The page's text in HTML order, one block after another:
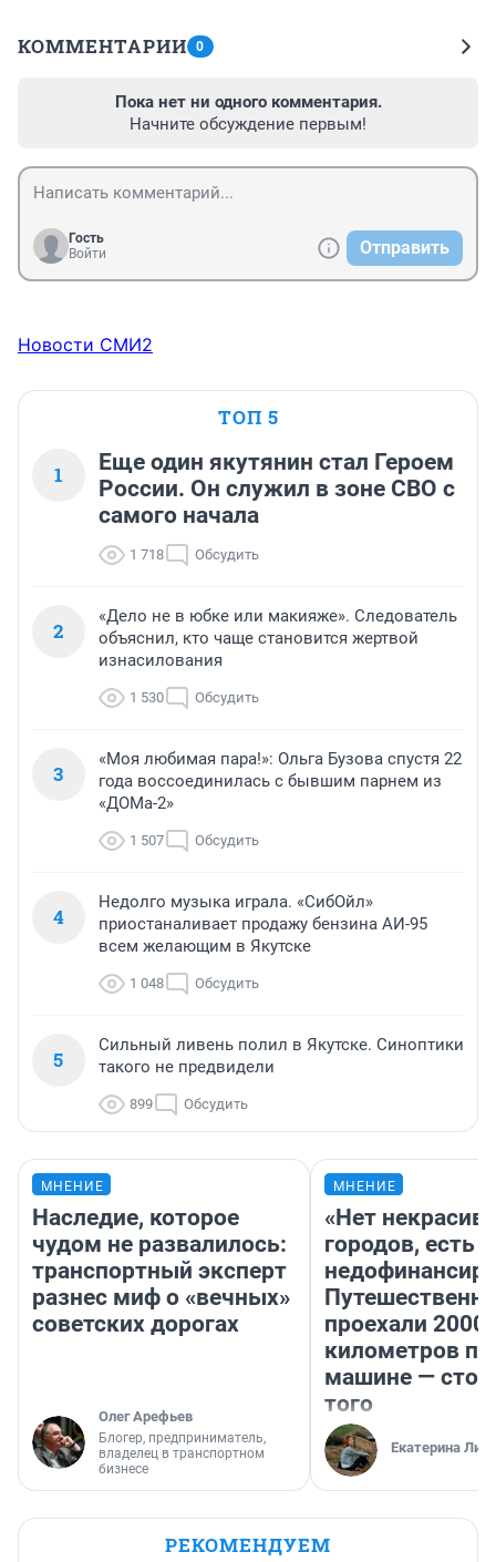
КОММЕНТАРИИ 0
Пока нет ни одного комментария.
Начните обсуждение первым!
Гость
Войти
Отправить
Новости СМИ2
ТОП 5
1
Еще один якутянин стал Героем
России. Он служил в зоне СВО с
самого начала
1 718 Обсудить
2
«Дело не в юбке или макияже». Следователь
объяснил, кто чаще становится жертвой
изнасилования
1 530 Обсудить
3
«Моя любимая пара!»: Ольга Бузова спустя 22
года воссоединилась с бывшим парнем из
«ДОМа-2»
1 507 Обсудить
4
Недолго музыка играла. «СибОйл»
приостаналивает продажу бензина АИ-95
всем желающим в Якутске
1 048 Обсудить
5
Сильный ливень полил в Якутске. Синоптики
такого не предвидели
899 Обсудить
МНЕНИЕ
Наследие, которое
чудом не развалилось:
транспортный эксперт
разнес миф о «вечных»
советских дорогах
Олег Арефьев
Блогер, предприниматель,
владелец в транспортном
бизнесе
МНЕНИЕ
«Нет
городов, есть
проехали 2000
километров по
машине —
того
Екатерина
РЕКОМЕНДУЕМ